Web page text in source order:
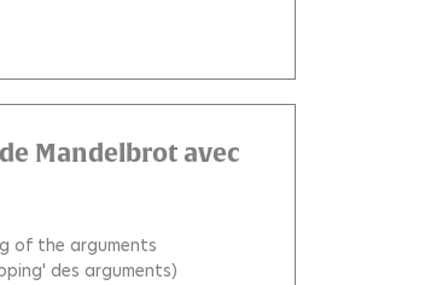
Mandelbrot avec
of the arguments
des arguments)